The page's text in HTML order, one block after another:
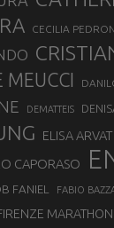
CECILIA
MEUCCI
DEMATTEIS
ELISA ARVAT
CAPORASO
FANIEL FABIO
MARATHON